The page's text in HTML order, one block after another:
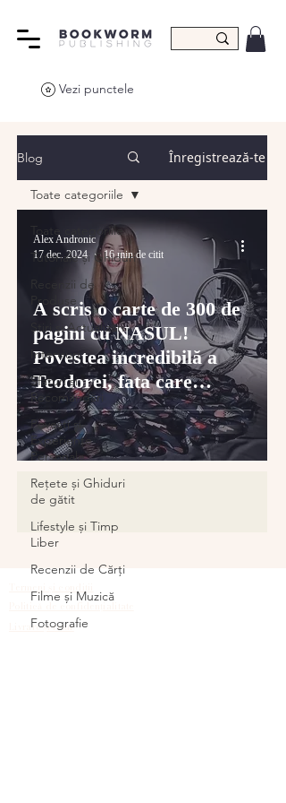
Vezi punctele
Blog Înregistrează-te
Toate categoriile
Tutoriale și Ghiduri
Recenzii de
Produse
Știri și Actualizări
Interviuri
Sfaturi și
Recomandări
Povești și
Experiențe
Personale
Rețete și Ghiduri
de gătit
Lifestyle și Timp
Liber
Recenzii de Cărți
Filme și Muzică
Fotografie
Toate categoriile
A scris o carte de 300 de
pagini cu NASUL!
Povestea incredibilă a
Teodorei, fata care
sfidează imposibilul
Alex Andronic
17 dec. 2024
16 min de citit
Politică de confidențialitate
Livrare și retur